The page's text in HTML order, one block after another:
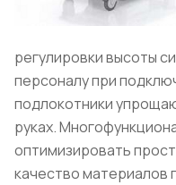
регулировки высоты
персоналу при
подлокотники
руках.
оптимизировать
качество материалов